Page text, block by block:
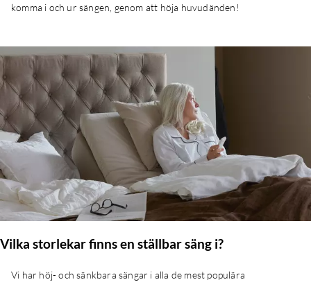
komma i och ur sängen, genom att höja huvudänden!
Vilka storlekar finns en ställbar säng i?
Vi har höj- och sänkbara sängar i alla de mest populära